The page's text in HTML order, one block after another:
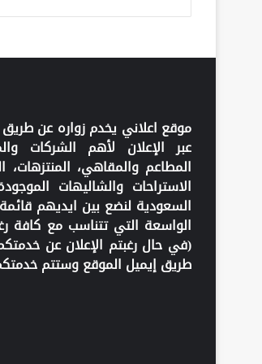
موقع اعلاني يخدم زواره عن
عبر الإعلان لأهم الشركات
المطاعم والمقاهي، المنتزهات،
الاستراحات والشاليهات
السعودية لنضع بين ايديهم
الواسعة التي تتناسب مع كافة
(في حال رغبتم الإعلان عن
طريق إيميل الموقع وستتم